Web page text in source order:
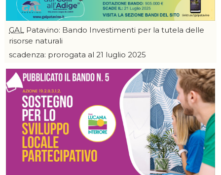
GAL Patavino: Bando Investimenti per la tutela delle
risorse naturali
scadenza: prorogata al 21 luglio 2025